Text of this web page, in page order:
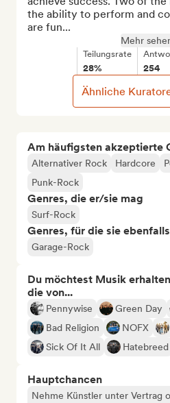
Am häufigsten akzeptierte
Alternativer Rock Hardcore
Punk-Rock
Genres, die er/sie mag
Surf-Rock
Genres, für die sie
Garage-Rock
Du möchtest Musik
die von...
Pennywise Green Day
Bad Religion
NOFX
Sick Of It All
Hatebreed
Hauptchancen
Nehme Künstler unter Vertrag
the ability to perform and
are fun...
Mehr
Teilungsrate
28% 254
Ähnliche